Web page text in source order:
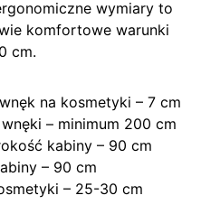
wymiary to
komfortowe warunki
cm.
na kosmetyki – 7 cm
– minimum 200 cm
kabiny – 90 cm
– 90 cm
– 25-30 cm